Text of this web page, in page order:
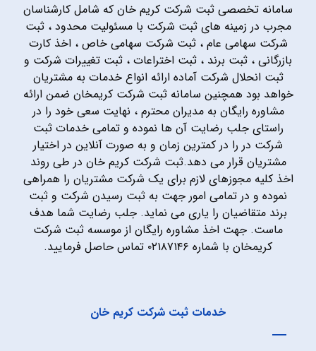
سامانه تخصصی ثبت شرکت کریم خان که شامل کارشناسان
مجرب در زمینه های ثبت شرکت با مسئولیت محدود ، ثبت
شرکت سهامی عام ، ثبت شرکت سهامی خاص ، اخذ کارت
بازرگانی ، ثبت برند ، ثبت اختراعات ، ثبت تغییرات شرکت و
ثبت انحلال شرکت آماده ارائه انواع خدمات به مشتریان
خواهد بود همچنین سامانه ثبت شرکت کریمخان ضمن ارائه
مشاوره رایگان به مدیران محترم ، نهایت سعی خود را در
راستای جلب رضایت آن ها نموده و تمامی خدمات ثبت
شرکت در را در کمترین زمان و به صورت آنلاین در اختیار
مشتریان قرار می دهد.ثبت شرکت کریم خان در طی روند
اخذ کلیه مجوزهای لازم برای یک شرکت مشتریان را همراهی
نموده و در تمامی امور جهت به ثبت رسیدن شرکت و ثبت
برند متقاضیان را یاری می نماید. جلب رضایت شما هدف
ماست. جهت اخذ مشاوره رایگان از موسسه ثبت شرکت
کریمخان با شماره ۰۲۱۸۷۱۴۶ تماس حاصل فرمایید.
خدمات ثبت شرکت کریم خان